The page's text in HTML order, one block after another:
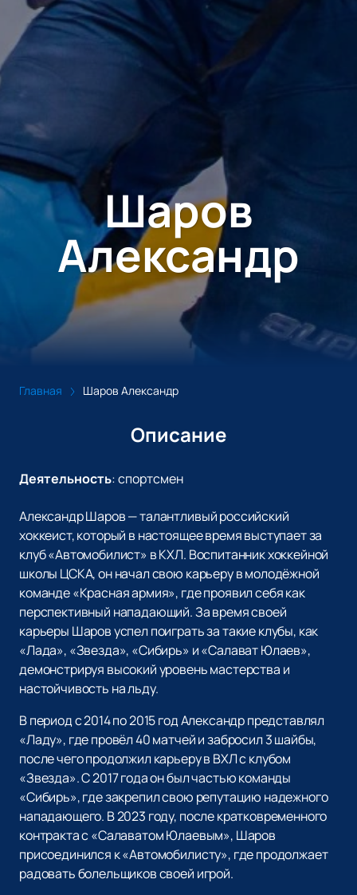
Шаров
Александр
Главная Шаров Александр
Описание
Деятельность:спортсмен
Александр Шаров — талантливый российский
хоккеист, который в настоящее время выступает за
клуб «Автомобилист» в КХЛ. Воспитанник хоккейной
школы ЦСКА, он начал свою карьеру в молодёжной
команде «Красная армия», где проявил себя как
перспективный нападающий. За время своей
карьеры Шаров успел поиграть за такие клубы, как
«Лада», «Звезда», «Сибирь» и «Салават Юлаев»,
демонстрируя высокий уровень мастерства и
настойчивость на льду.
В период с 2014 по 2015 год Александр представлял
«Ладу», где провёл 40 матчей и забросил 3 шайбы,
после чего продолжил карьеру в ВХЛ с клубом
«Звезда». С 2017 года он был частью команды
«Сибирь», где закрепил свою репутацию надежного
нападающего. В 2023 году, после кратковременного
контракта с «Салаватом Юлаевым», Шаров
присоединился к «Автомобилисту», где продолжает
радовать болельщиков своей игрой.